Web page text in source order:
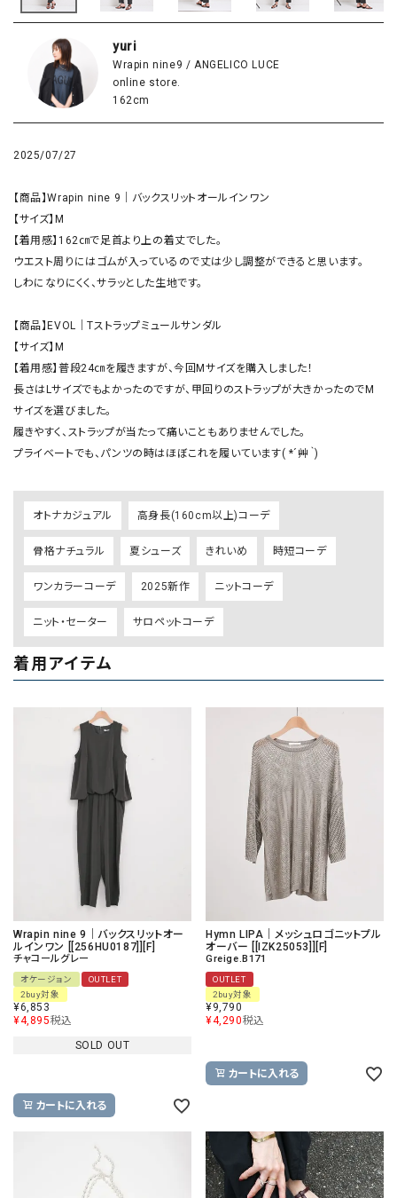
yuri
Wrapin nine9 / ANGELICO LUCE
online store.
162cm
2025/07/27
【商品】Wrapin nine 9｜バックスリットオールインワン
【サイズ】M
【着用感】162㎝で足首より上の着丈でした。
ウエスト周りにはゴムが入っているので丈は少し調整ができると思います。
しわになりにくく、サラッとした生地です。
【商品】EVOL｜Tストラップミュールサンダル
【サイズ】M
【着用感】普段24㎝を履きますが、今回Mサイズを購入しました！
長さはLサイズでもよかったのですが、甲回りのストラップが大きかったのでM
サイズを選びました。
履きやすく、ストラップが当たって痛いこともありませんでした。
プライベートでも、パンツの時はほぼこれを履いています( *´艸｀)
オトナカジュアル 高身長(160cm以上)コーデ
骨格ナチュラル 夏シューズ きれいめ 時短コーデ
ワンカラーコーデ 2025新作 ニットコーデ
ニット・セーター サロペットコーデ
着用アイテム
Wrapin nine 9｜バックスリットオー
ルインワン [[256HU0187]][F]
チャコールグレー
オケージョン
OUTLET
2buy対象
¥6,853
¥4,895税込
SOLD OUT
カートに入れる
Hymn LIPA｜メッシュロゴニットプル
オーバー [[IZK25053]][F]
Greige.B171
OUTLET
2buy対象
¥9,790
¥4,290税込
カートに入れる